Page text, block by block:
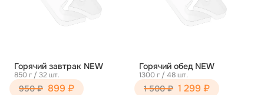
Горячий завтрак NEW
850 г / 32 шт.
950 ₽ 899 ₽
Горячий обед NEW
1300 г / 48 шт.
1 500 ₽ 1 299 ₽